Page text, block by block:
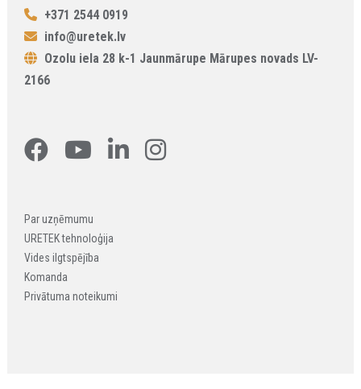
+371 2544 0919
info@uretek.lv
Ozolu iela 28 k-1 Jaunmārupe Mārupes novads LV-
2166
Par uzņēmumu
URETEK tehnoloģija
Vides ilgtspējība
Komanda
Privātuma noteikumi